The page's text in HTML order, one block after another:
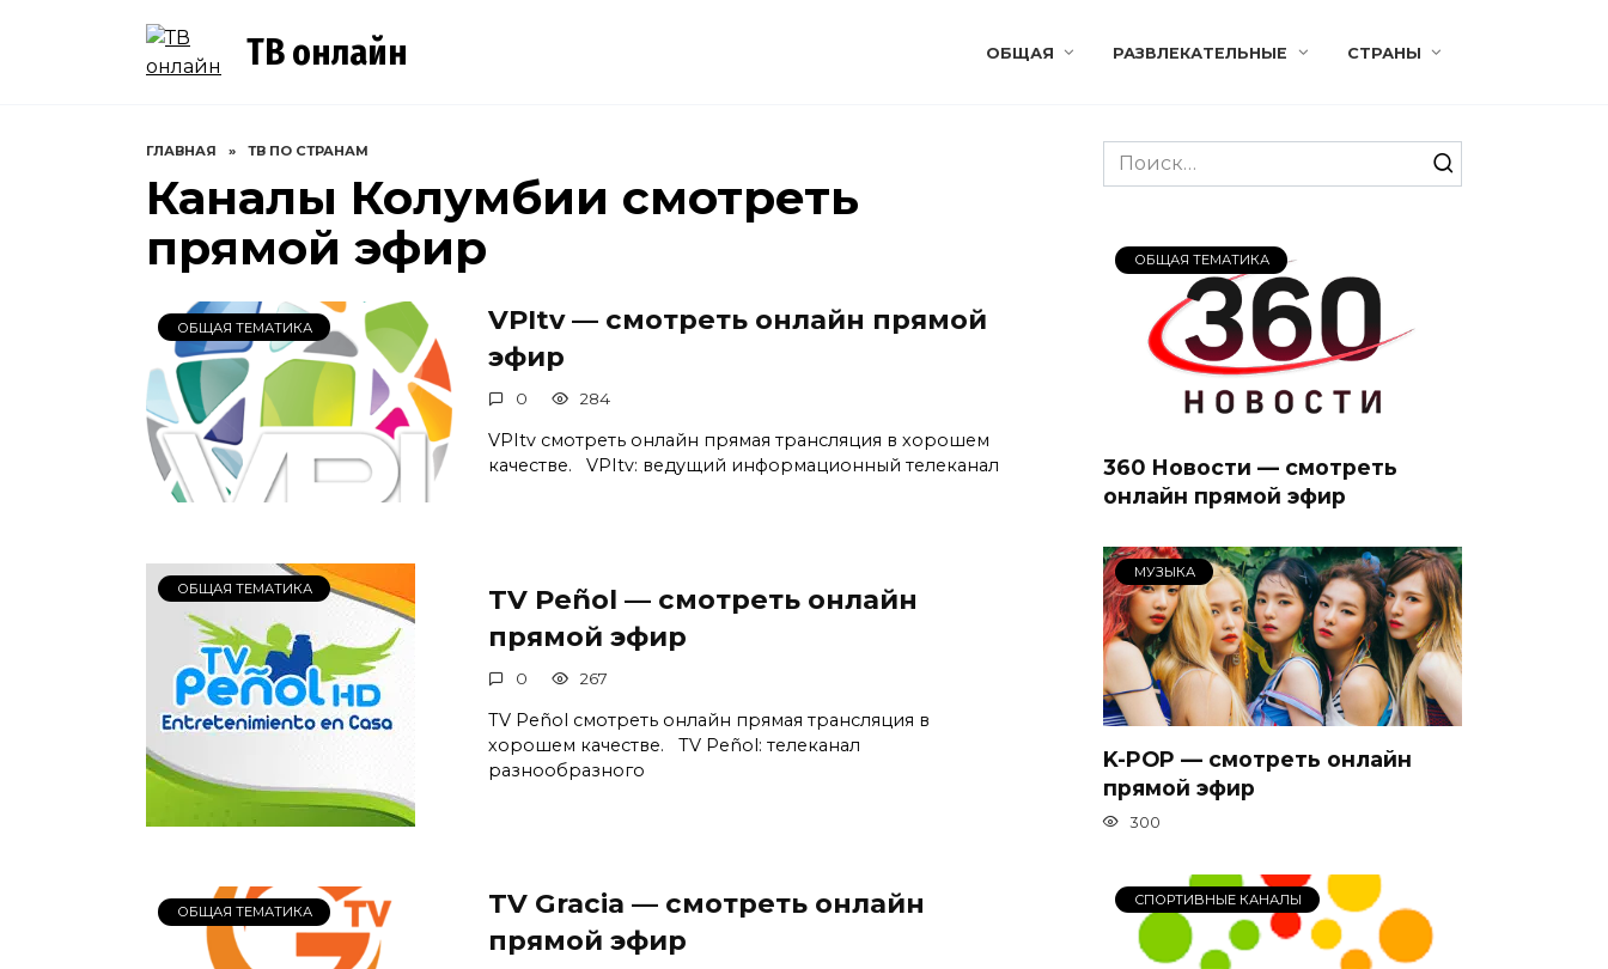
ТВ онлайн ОБЩАЯ РАЗВЛЕКАТЕЛЬНЫЕ СТРАНЫ
ГЛАВНАЯ » ТВ ПО СТРАНАМ
Каналы Колумбии смотреть
прямой эфир
ОБЩАЯ ТЕМАТИКА
VPItv — смотреть онлайн прямой
эфир
0 284
VPItv смотреть онлайн прямая трансляция в хорошем
качестве. VPItv: ведущий информационный телеканал
ОБЩАЯ ТЕМАТИКА
TV Peñol — смотреть онлайн
прямой эфир
0 267
TV Peñol смотреть онлайн прямая трансляция в
хорошем качестве. TV Peñol: телеканал
разнообразного
ОБЩАЯ ТЕМАТИКА
TV Gracia — смотреть онлайн
прямой эфир
Search
for:
ОБЩАЯ ТЕМАТИКА
360 Новости — смотреть
онлайн прямой эфир
МУЗЫКА
K-POP — смотреть онлайн
прямой эфир
300
СПОРТИВНЫЕ КАНАЛЫ